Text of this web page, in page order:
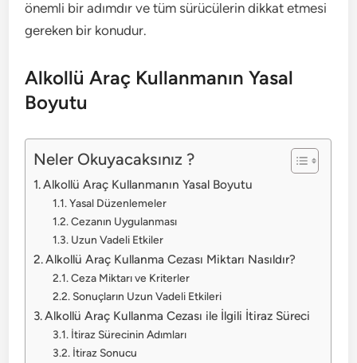
önemli bir adımdır ve tüm sürücülerin dikkat etmesi
gereken bir konudur.
Alkollü Araç Kullanmanın Yasal
Boyutu
Neler Okuyacaksınız ?
Alkollü Araç Kullanmanın Yasal Boyutu
Yasal Düzenlemeler
Cezanın Uygulanması
Uzun Vadeli Etkiler
Alkollü Araç Kullanma Cezası Miktarı Nasıldır?
Ceza Miktarı ve Kriterler
Sonuçların Uzun Vadeli Etkileri
Alkollü Araç Kullanma Cezası ile İlgili İtiraz Süreci
İtiraz Sürecinin Adımları
İtiraz Sonucu